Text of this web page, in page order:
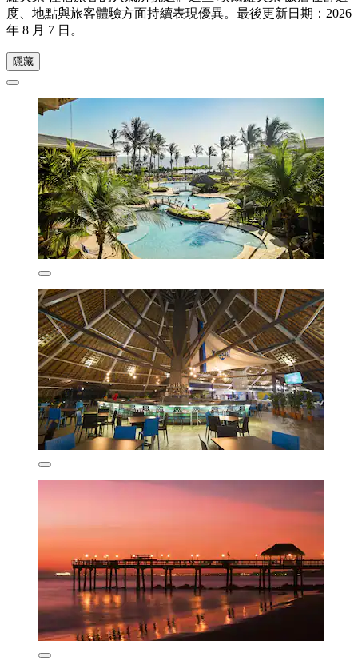
度、地點與旅客體驗方面持續表現優異。最後更新日期： 2026
年 8 月 7 日 。
隱藏